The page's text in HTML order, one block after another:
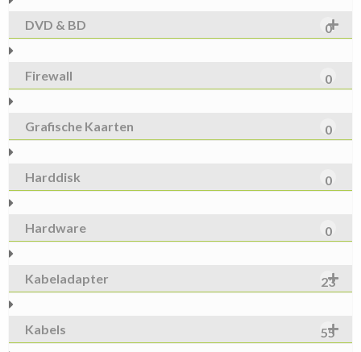
DVD & BD 0
Firewall 0
Grafische Kaarten 0
Harddisk 0
Hardware 0
Kabeladapter 23
Kabels 55